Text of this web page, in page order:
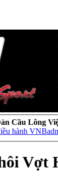
Cầu Lông
hành